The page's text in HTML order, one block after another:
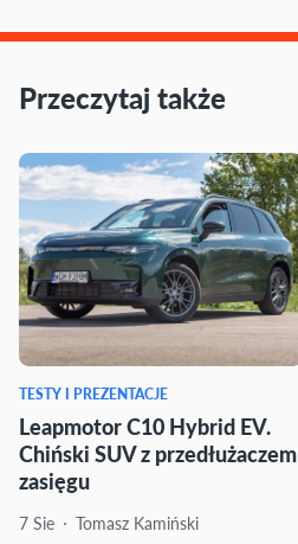
Przeczytaj także
TESTY I PREZENTACJE
Leapmotor C10 Hybrid EV.
Chiński SUV z przedłużaczem
zasięgu
7 Sie Tomasz Kamiński